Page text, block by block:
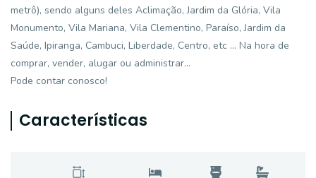
metrô), sendo alguns deles Aclimação, Jardim da Glória, Vila
Monumento, Vila Mariana, Vila Clementino, Paraíso, Jardim da
Saúde, Ipiranga, Cambuci, Liberdade, Centro, etc ... Na hora de
comprar, vender, alugar ou administrar...
Pode contar conosco!
Características